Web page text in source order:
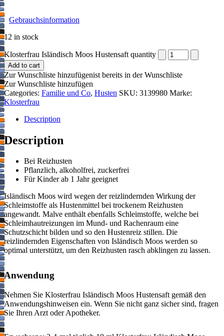
Gebrauchsinformation
12 in stock
Klosterfrau Isländisch Moos Hustensaft quantity
Add to cart
Zur Wunschliste hinzufügenist bereits in der Wunschliste
Zur Wunschliste hinzufügen
Categories: Familie und Co, Husten SKU: 3139980 Marke:
Klosterfrau
Description
Description
Bei Reizhusten
Pflanzlich, alkoholfrei, zuckerfrei
Für Kinder ab 1 Jahr geeignet
Isländisch Moos wird wegen der reizlindernden Wirkung der
Schleimstoffe als Hustenmittel bei trockenem Reizhusten
angewandt. Malve enthält ebenfalls Schleimstoffe, welche bei
Schleimhautreizungen im Mund- und Rachenraum eine
Schutzschicht bilden und so den Hustenreiz stillen. Die
reizlindernden Eigenschaften von Isländisch Moos werden so
optimal unterstützt, um den Reizhusten rasch abklingen zu lassen.
Anwendung
Nehmen Sie Klosterfrau Isländisch Moos Hustensaft gemäß den
Anwendungshinweisen ein. Wenn Sie nicht ganz sicher sind, fragen
Sie Ihren Arzt oder Apotheker.